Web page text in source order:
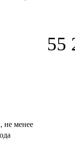
55
не менее